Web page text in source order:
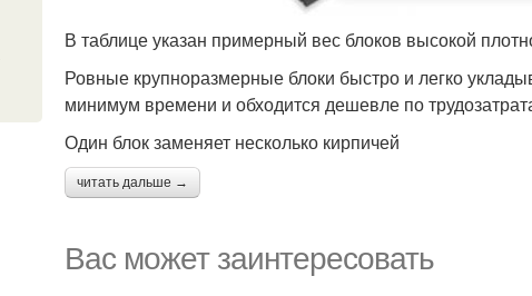
В таблице указан примерный вес блоков высокой
Ровные крупноразмерные блоки быстро и легко
минимум времени и обходится дешевле по
Один блок заменяет несколько кирпичей
читать дальше →
Вас может заинтересовать